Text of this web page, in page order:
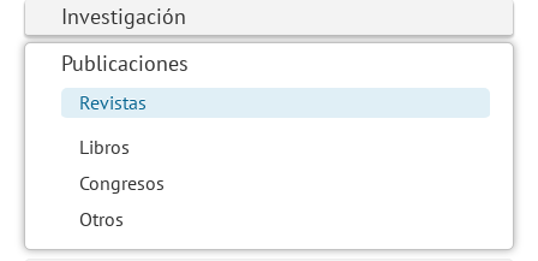
Investigación
Publicaciones
Revistas
Libros
Congresos
Otros